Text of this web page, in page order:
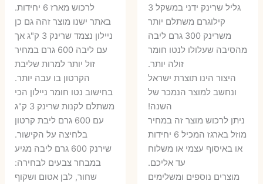
גליל שרינק ידני במשקל 3
קילוגרם משתלם יותר
משרינק 300 גרם ליבה
מהסיבה שעלולו לנטו חומר
זולה יותר.
היצור הינו תוצרת ישראל
ונחשב למוצר הנמכר של
השנה!
ניתן לרכוש מוצר זה במחיר
מוזל בארגז המכיל 6 יחידות
או באיסוף עצמי או משלוח
עד אליכם.
מוצרים נוספים ומשלימים
לרכוש מארז 6 יחידות.
באתר ישנו מוצר זהה גם כן
ניילון נצמד שרינק 3 ק"ג אך
עם ליבה 600 גרם במחיר
זול יותר למרות שליבת
הקרטון בו עבה יותר.
בחישוב נטו חומר ניילון הכי
משתלם לקנות שרינק 3 ק"ג
עם 600 גרם ליבת קרטון
בלחיצה על הקישור.
שירנק 600 גרם ליבה מגיע
במבחר צבעים לבחירה:
שחור, לבן אטום ושקוף